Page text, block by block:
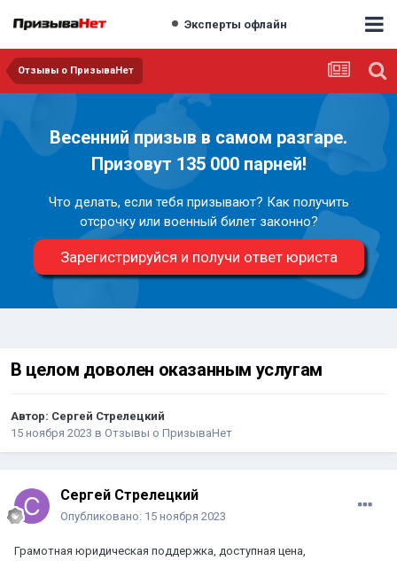
Эксперты офлайн
Отзывы о ПризываНет
Весенний призыв в самом разгаре.
Призовут 135 000 парней!
Что делать, если тебя призывают? Как получить
отсрочку или военный билет законно?
Зарегистрируйся и получи ответ юриста
В целом доволен оказанным услугам
Автор: Сергей Стрелецкий
15 ноября 2023 в Отзывы о ПризываНет
Сергей Стрелецкий
Опубликовано: 15 ноября 2023
Грамотная юридическая поддержка, доступная цена,